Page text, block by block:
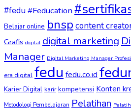
#fedu#Feducation
Belajar online bnsp content
Grafis digital digital marketing
Manager Digital Marketing Manager
era digital fedu fedu.co.id
Karier Digital karir kompetensi Konten
Metodologi Pembelajaran Pelatihan